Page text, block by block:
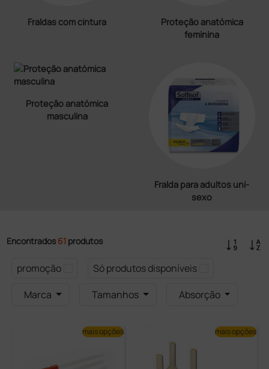
Fraldas com cintura
Proteção anatómica
feminina
Proteção anatómica
masculina
Fralda para adultos uni-
sexo
Encontrados 61 produtos
promoção
Só produtos disponíveis
Marca
Tamanhos Absorção
mais opções mais opções